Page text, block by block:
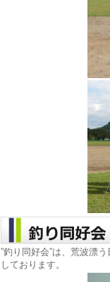
”釣り同好会”は、荒波漂
しております。